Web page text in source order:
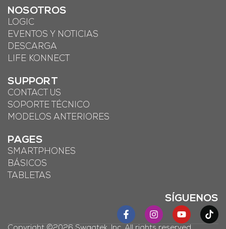
NOSOTROS
LOGIC
EVENTOS Y NOTICIAS
DESCARGA
LIFE KONNECT
SUPPORT
CONTACT US
SOPORTE TÉCNICO
MODELOS ANTERIORES
PAGES
SMARTPHONES
BÁSICOS
TABLETAS
SÍGUENOS